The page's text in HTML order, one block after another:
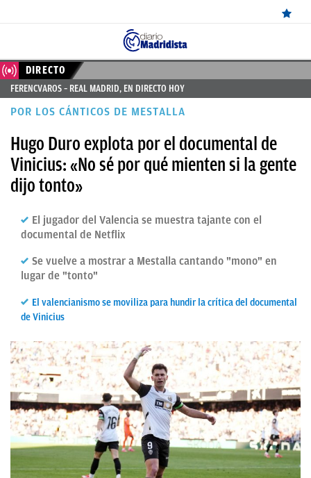
ÚLTIMAS
NOTICIAS
MADRID
BALONCESTO
FICHAJES
FEMENINO
PAPARAZZI
DIRECTO
FERENCVAROS – REAL MADRID, EN DIRECTO HOY
POR LOS CÁNTICOS DE MESTALLA
Hugo Duro explota por el documental de
Vinicius: «No sé por qué mienten si la gente
dijo tonto»
El jugador del Valencia se muestra tajante con el
documental de Netflix
Se vuelve a mostrar a Mestalla cantando "mono" en
lugar de "tonto"
El valencianismo se moviliza para hundir la crítica del documental
de Vinicius